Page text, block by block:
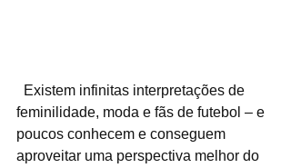
feminilidade, moda e fãs de futebol – e
poucos conhecem e conseguem
aproveitar uma perspectiva melhor do